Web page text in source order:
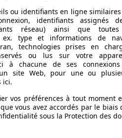
1880 mm
1832 mm
3105 mm
2420 kg
-
4
freins) -
freins) -
ou identifiants en ligne
identifiants assignés
réseau) ainsi que
ex. type et informations de
technologies prises en
ou lus sur votre
à chacune de ses
site Web, pour une ou
ici.
vos préférences à tout moment
vous avez accordés par le biais
sous la Protection des